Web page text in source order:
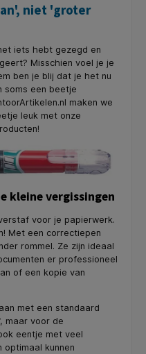
niet 'groter
iets hebt gezegd en
Misschien voel je je
ben je blij dat je het nu
soms een beetje
maken we
leuk met onze
kleine vergissingen
voor je papierwerk.
Met een correctiepen
rommel. Ze zijn ideaal
er professioneel
of een kopie van
met een standaard
maar voor de
eentje met veel
kunnen